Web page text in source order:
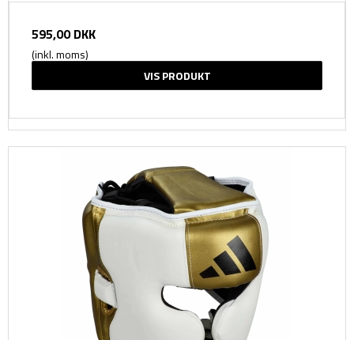
595,00 DKK
(inkl. moms)
VIS PRODUKT